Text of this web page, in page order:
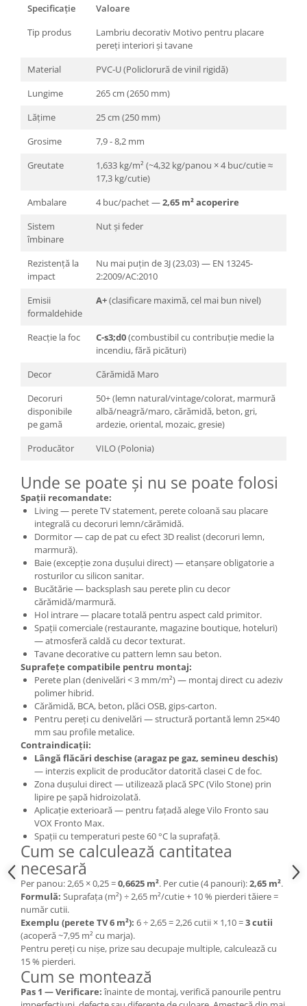
Specificație
Valoare
Tip produs
Lambriu decorativ Motivo pentru placare
pereți interiori și tavane
Material
PVC-U (Policlorură de vinil rigidă)
Lungime
265 cm (2650 mm)
Lățime
25 cm (250 mm)
Grosime
7,9 - 8,2 mm
Greutate
1,633 kg/m² (~4,32 kg/panou × 4 buc/cutie ≈
17,3 kg/cutie)
Ambalare
4 buc/pachet —2,65 m² acoperire
Sistem
îmbinare
Nut și feder
Rezistență la
impact
Nu mai puțin de 3J (23,03) — EN 13245-
2:2009/AC:2010
Emisii
formaldehide
A+(clasificare maximă, cel mai bun nivel)
Reacție la foc C-s3;d0(combustibil cu contribuție medie la
incendiu, fără picături)
Decor
Cărămidă Maro
Decoruri
disponibile
pe gamă
50+ (lemn natural/vintage/colorat, marmură
albă/neagră/maro, cărămidă, beton, gri,
ardezie, oriental, mozaic, gresie)
Producător
VILO (Polonia)
Unde se poate și nu se poate folosi
Spații recomandate:
Living — perete TV statement, perete coloană sau placare
integrală cu decoruri lemn/cărămidă.
Dormitor — cap de pat cu efect 3D realist (decoruri lemn,
marmură).
Baie (excepție zona dușului direct) — etanșare obligatorie a
rosturilor cu silicon sanitar.
Bucătărie — backsplash sau perete plin cu decor
cărămidă/marmură.
Hol intrare — placare totală pentru aspect cald primitor.
Spații comerciale (restaurante, magazine boutique, hoteluri)
— atmosferă caldă cu decor texturat.
Tavane decorative cu pattern lemn sau beton.
Suprafețe compatibile pentru montaj:
Perete plan (denivelări < 3 mm/m²) — montaj direct cu adeziv
polimer hibrid.
Cărămidă, BCA, beton, plăci OSB, gips-carton.
Pentru pereți cu denivelări — structură portantă lemn 25×40
mm sau profile metalice.
Contraindicații:
Lângă flăcări deschise (aragaz pe gaz, semineu deschis)
— interzis explicit de producător datorită clasei C de foc.
Zona dușului direct — utilizează placă SPC (Vilo Stone) prin
lipire pe șapă hidroizolată.
Aplicație exterioară — pentru fațadă alege Vilo Fronto sau
VOX Fronto Max.
Spații cu temperaturi peste 60 °C la suprafață.
Cum se calculează cantitatea
necesară
Per panou: 2,65 × 0,25 =0,6625 m². Per cutie (4 panouri):2,65 m².
Formulă: Suprafața (m²) ÷ 2,65 m²/cutie + 10 % pierderi tăiere =
număr cutii.
Exemplu (perete TV 6 m²): 6 ÷ 2,65 = 2,26 cutii × 1,10 =3 cutii
(acoperă ~7,95 m² cu marja).
Pentru pereți cu nișe, prize sau decupaje multiple, calculează cu
15 % pierderi.
Cum se montează
Pas 1 — Verificare:înainte de montaj, verifică panourile pentru